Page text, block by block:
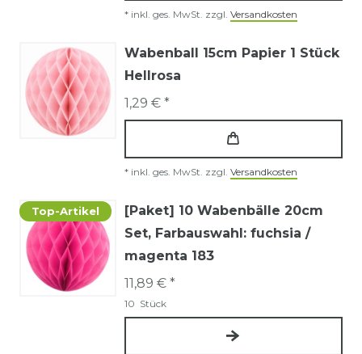
* inkl. ges. MwSt. zzgl. Versandkosten
Wabenball 15cm Papier 1 Stück
Hellrosa
1,29 € *
* inkl. ges. MwSt. zzgl. Versandkosten
Top-Artikel
[Paket] 10 Wabenbälle 20cm
Set, Farbauswahl: fuchsia /
magenta 183
11,89 € *
10 Stück